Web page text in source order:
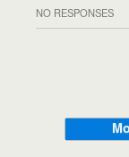
NO RESPONSES